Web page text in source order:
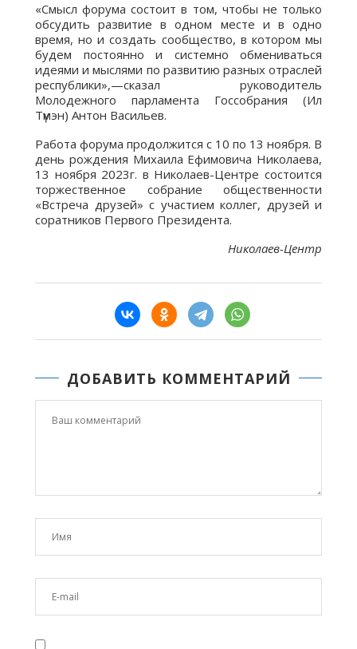
«Смысл форума состоит в том, чтобы не только
обсудить развитие в одном месте и в одно
время, но и создать сообщество, в котором мы
будем постоянно и системно обмениваться
идеями и мыслями по развитию разных отраслей
республики»,—сказал руководитель
Молодежного парламента Госсобрания (Ил
Түмэн) Антон Васильев.
Работа форума продолжится с 10 по 13 ноября. В
день рождения Михаила Ефимовича Николаева,
13 ноября 2023г. в Николаев-Центре состоится
торжественное собрание общественности
«Встреча друзей» с участием коллег, друзей и
соратников Первого Президента.
Николаев-Центр
ДОБАВИТЬ КОММЕНТАРИЙ